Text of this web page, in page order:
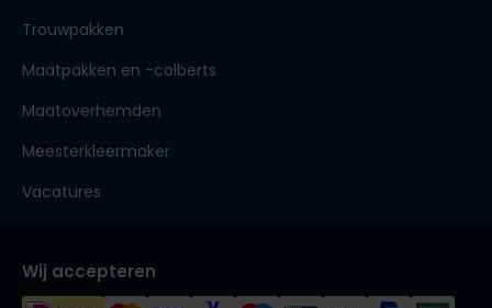
Trouwpakken
Maatpakken en -colberts
Maatoverhemden
Meesterkleermaker
Vacatures
Wij accepteren